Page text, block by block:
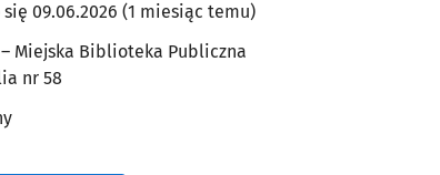
się 09.06.2026 (1 miesiąc temu)
Miejska Biblioteka Publiczna
nr 58